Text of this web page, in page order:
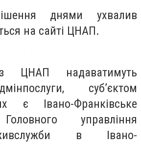
днями ухвалив
на сайті ЦНАП.
ЦНАП надаватимуть
суб’єктом
є Івано-Франківське
управління
в Івано-